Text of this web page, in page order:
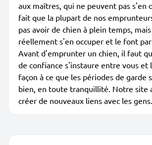
aux maîtres, qui ne peuvent pas s'en
fait que la plupart de nos
pas avoir de chien à plein temps,
réellement s'en occuper et le font
Avant d'emprunter un chien, il faut
de confiance s'instaure entre vous et
façon à ce que les périodes de garde
bien, en toute tranquillité. Notre site
créer de nouveaux liens avec les gens.